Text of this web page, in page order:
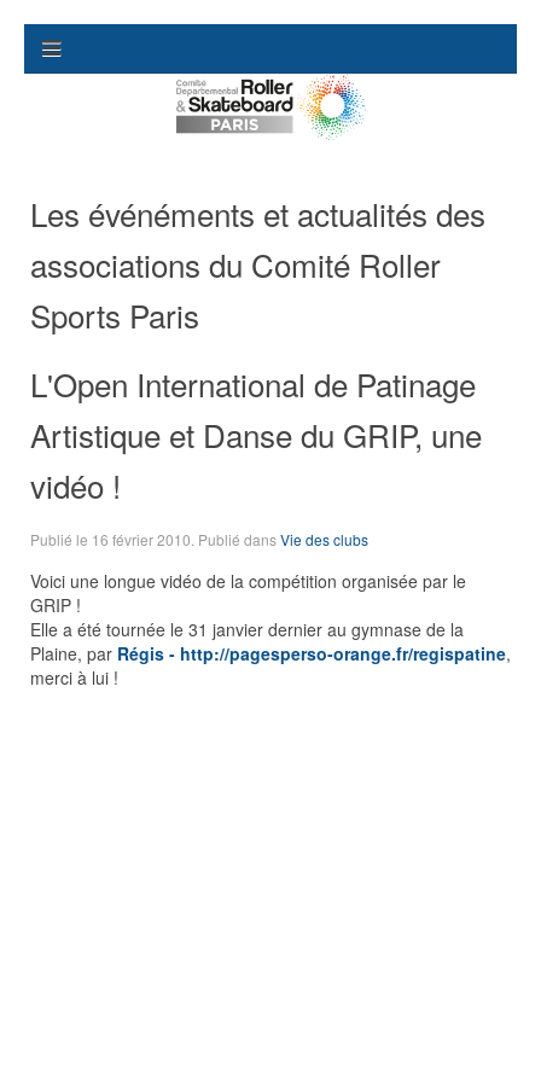
Les événéments et actualités des
associations du Comité Roller
Sports Paris
L'Open International de Patinage
Artistique et Danse du GRIP, une
vidéo !
Publié le 16 février 2010 . Publié dansVie des clubs
Voici une longue vidéo de la compétition organisée par le
GRIP !
Elle a été tournée le 31 janvier dernier au gymnase de la
Plaine, par Régis - http://pagesperso-orange.fr/regispatine,
merci à lui !